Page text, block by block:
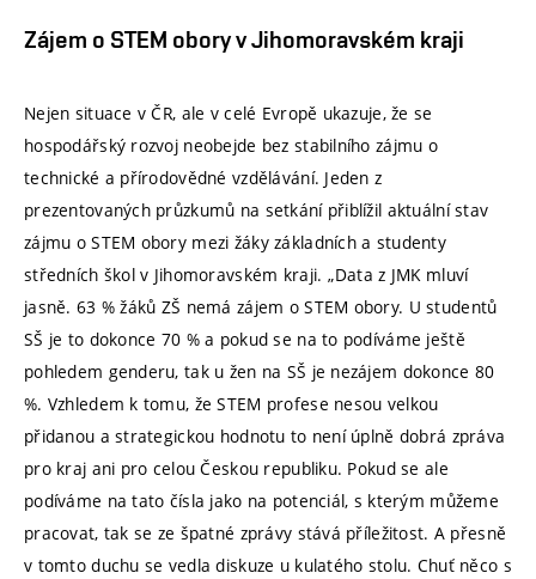
Zájem o STEM obory v Jihomoravském kraji
Nejen situace v ČR, ale v celé Evropě ukazuje, že se
hospodářský rozvoj neobejde bez stabilního zájmu o
technické a přírodovědné vzdělávání. Jeden z
prezentovaných průzkumů na setkání přiblížil aktuální stav
zájmu o STEM obory mezi žáky základních a studenty
středních škol v Jihomoravském kraji. „Data z JMK mluví
jasně. 63 % žáků ZŠ nemá zájem o STEM obory. U studentů
SŠ je to dokonce 70 % a pokud se na to podíváme ještě
pohledem genderu, tak u žen na SŠ je nezájem dokonce 80
%. Vzhledem k tomu, že STEM profese nesou velkou
přidanou a strategickou hodnotu to není úplně dobrá zpráva
pro kraj ani pro celou Českou republiku. Pokud se ale
podíváme na tato čísla jako na potenciál, s kterým můžeme
pracovat, tak se ze špatné zprávy stává příležitost. A přesně
v tomto duchu se vedla diskuze u kulatého stolu. Chuť něco s